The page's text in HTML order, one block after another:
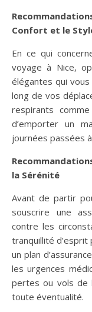
Confort et le
En ce qui
voyage à Nice,
élégantes qui
long de vos
respirants
d’emporter un
journées passées
la Sérénité
Avant de partir
souscrire une
contre les
tranquillité
un plan
les urgences
pertes ou vols de
toute éventualité.